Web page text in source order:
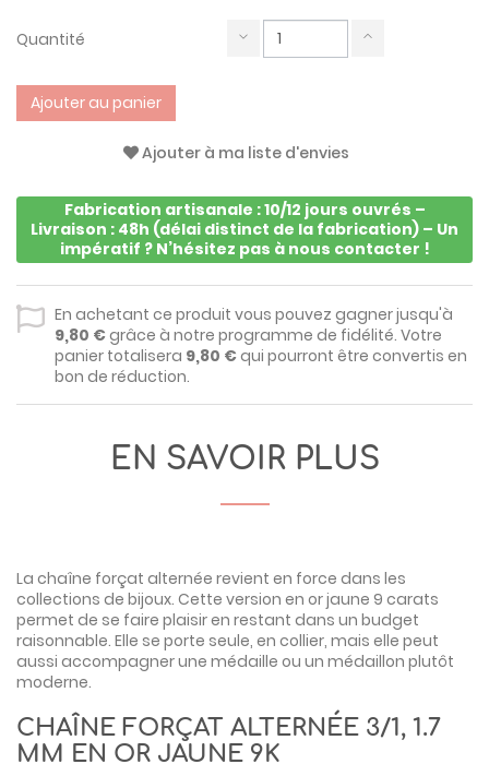
Quantité
Ajouter au panier
Ajouter à ma liste d'envies
Fabrication artisanale : 10/12 jours ouvrés –
Livraison : 48h (délai distinct de la fabrication) – Un
impératif ? N’hésitez pas à nous contacter !
En achetant ce produit vous pouvez gagner jusqu'à
9,80 €grâce à notre programme de fidélité. Votre
panier totalisera 9,80 €qui pourront être convertis en
bon de réduction.
EN SAVOIR PLUS
La chaîne forçat alternée revient en force dans les
collections de bijoux. Cette version en or jaune 9 carats
permet de se faire plaisir en restant dans un budget
raisonnable. Elle se porte seule, en collier, mais elle peut
aussi accompagner une médaille ou un médaillon plutôt
moderne.
CHAÎNE FORÇAT ALTERNÉE 3/1, 1.7
MM EN OR JAUNE 9K